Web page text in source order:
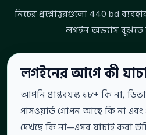
নিচের প্রশ্নোত্তরগুলো 440 bd
লগইন অভ্যাস বুঝতে
লগইনের আগে কী
আপনি প্রাপ্তবয়স্ক ১৮+ কি না,
পাসওয়ার্ড গোপন আছে কি না এবং
দেখছে কি না—এসব যাচাই করা